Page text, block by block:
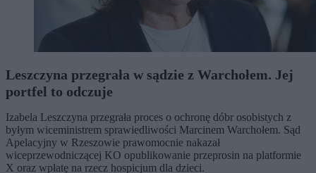
Leszczyna przegrała w sądzie z Warchołem. Jej
portfel to odczuje
Izabela Leszczyna przegrała proces o ochronę dóbr osobistych z
byłym wiceministrem sprawiedliwości Marcinem Warchołem. Sąd
Apelacyjny w Rzeszowie prawomocnie nakazał
wiceprzewodniczącej KO opublikowanie przeprosin na platformie
X oraz wpłatę na rzecz hospicjum dla dzieci.